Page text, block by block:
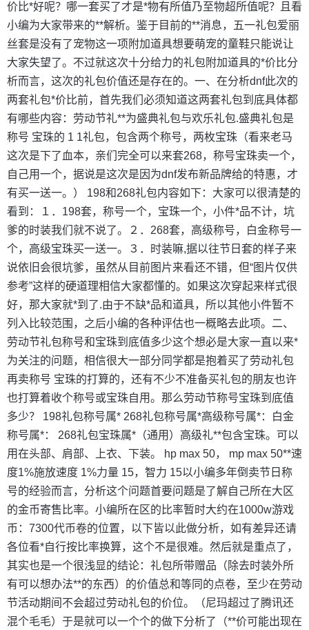
价比*好呢？哪一套买了才是*物有所值乃至物超所值呢？且看
小编为大家带来的**解析。鉴于目前的**消息，五一礼包爱丽
丝套是没有了宠物这一项附加道具想要萌宠的童鞋只能说让
大家失望了。不过就这次十分给力的礼包附加道具的*价比分
析而言，这次的礼包价值还是存在的。一、在分析dnf此次的
两套礼包*价比前，首先我们必须知道这两套礼包到底具体都
有哪些内容：劳动节礼**为盛典礼包与欢乐礼包.盛典礼包是
称号 宝珠的 1 1礼包，包含两个称号，两枚宝珠（看来老马
这次是下了血本，亲们完全可以来套268，称号宝珠卖一个，
自己用一个，据说是这次是因为dnf发布新品牌给的特惠，才
有买一送一。） 198和268礼包内容如下：大家可以很清楚的
看到：１．198套，称号一个，宝珠一个，小件*品不计，坑
爹的时装我们就不说了。２．268套，高级称号，白金称号一
个，高级宝珠买一送一。３．时装嘛,据以往节日套的样子来
说依旧会很坑爹，虽然从目前图片来看还不错，但“图片仅供
参考”这样的硬道理相信大家都懂的。如果这次穿起来样式很
好，那大家就*到了.由于不缺*品和道具，所以其他小件暂不
列入比较范围，之后小编的各种评估也一概略去此项。二、
劳动节礼包称号和宝珠到底值多少这个想必是大家一直以来*
为关注的问题，相信很大一部分同学都是抱着买了劳动礼包
再卖称号 宝珠的打算的，还有不少不准备买礼包的朋友也许
也打算着收个称号或宝珠自用。那么劳动节称号宝珠到底值
多少？ 198礼包称号属* 268礼包称号属*高级称号属*：白金
称号属*： 268礼包宝珠属*（通用）高级礼**包含宝珠。可以
用在头部、肩部、上衣、下装。 hp max 50， mp max 50**速
度1%施放速度 1%力量 15，智力 15以小编多年倒卖节日称
号的经验而言，分析这个问题首要问题是了解自己所在大区
的金币寄售比率。小编所在区的比率暂时大约在1000w游戏
币：7300代币卷的位置，以下皆以此做分析，如有差异还请
各位看*自行按比率换算，这个不是很难。然后就是重点了，
其实也是一个很浅显的结论：礼包所带赠品（除去时装外所
有可以想办法**的东西）的价值总和等同的点卷，至少在劳动
节活动期间不会超过劳动礼包的价位。（尼玛超过了腾讯还
混个毛毛）于是就可以一个个的做下分析了（**价可能出现在